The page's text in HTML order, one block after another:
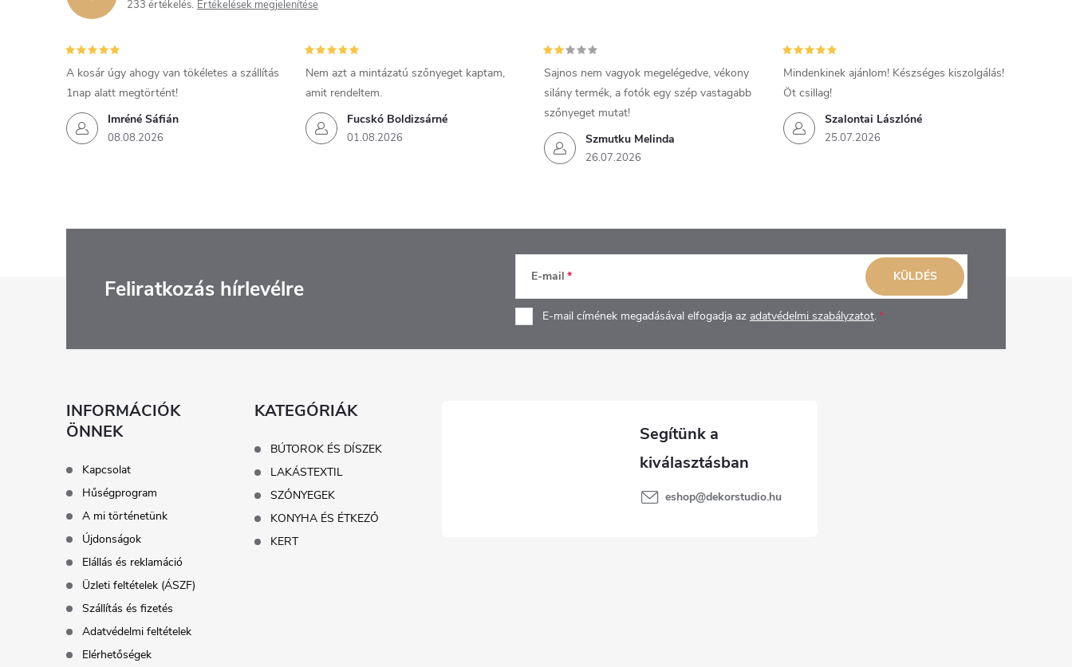
233 értékelés Értékelések megjelenítése
Imréné Sáfián
08.08.2026
A kosár úgy ahogy van tökéletes a szállítás
1nap alatt megtörtént!
Fucskó Boldizsárné
01.08.2026
Nem azt a mintázatú szőnyeget kaptam,
amit rendeltem.
Szmutku Melinda
26.07.2026
Sajnos nem vagyok megelégedve, vékony
silány termék, a fotók egy szép vastagabb
szőnyeget mutat!
Szalontai Lászlóné
25.07.2026
Mindenkinek ajánlom! Készséges kiszolgálás!
Öt csillag!
Feliratkozás hírlevélre E-mail
E-mail címének megadásával elfogadja az adatvédelmi szabályzatot.
KÜLDÉS
INFORMÁCIÓK
ÖNNEK
Kapcsolat
Hűségprogram
A mi történetünk
Újdonságok
Elállás és reklamáció
Üzleti feltételek (ÁSZF)
Szállítás és fizetés
Adatvédelmi feltételek
Elérhetőségek
KATEGÓRIÁK
BÚTOROK ÉS DÍSZEK
LAKÁSTEXTIL
SZŐNYEGEK
KONYHA ÉS ÉTKEZŐ
KERT
eshop@dekorstudio.hu